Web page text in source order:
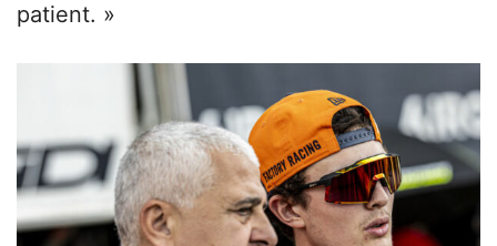
patient. »